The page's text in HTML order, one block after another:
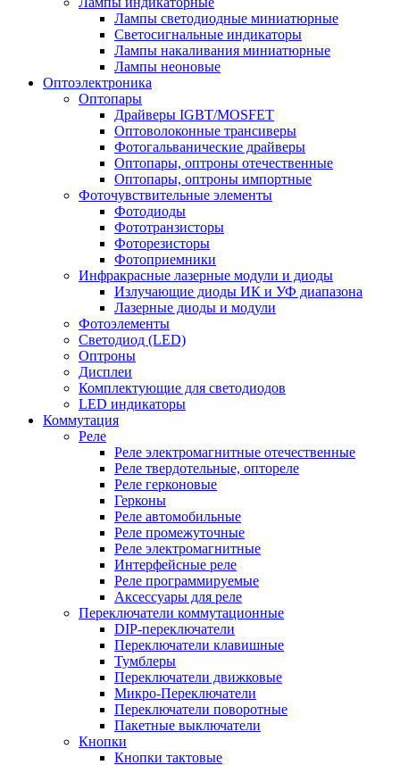
Лампы светодиодные миниатюрные
Светосигнальные индикаторы
Лампы накаливания миниатюрные
Лампы неоновые
Оптоэлектроника
Оптопары
Драйверы IGBT/MOSFET
Оптоволоконные трансиверы
Фотогальванические драйверы
Оптопары, оптроны отечественные
Оптопары, оптроны импортные
Фоточувствительные элементы
Фотодиоды
Фототранзисторы
Фоторезисторы
Фотоприемники
Инфракрасные лазерные модули и диоды
Излучающие диоды ИК и УФ диапазона
Лазерные диоды и модули
Фотоэлементы
Светодиод (LED)
Оптроны
Дисплеи
Комплектующие для светодиодов
LED индикаторы
Коммутация
Реле
Реле электромагнитные отечественные
Реле твердотельные, оптореле
Реле герконовые
Герконы
Реле автомобильные
Реле промежуточные
Реле электромагнитные
Интерфейсные реле
Реле программируемые
Аксессуары для реле
Переключатели коммутационные
DIP-переключатели
Переключатели клавишные
Тумблеры
Переключатели движковые
Микро-Переключатели
Переключатели поворотные
Пакетные выключатели
Кнопки
Кнопки тактовые